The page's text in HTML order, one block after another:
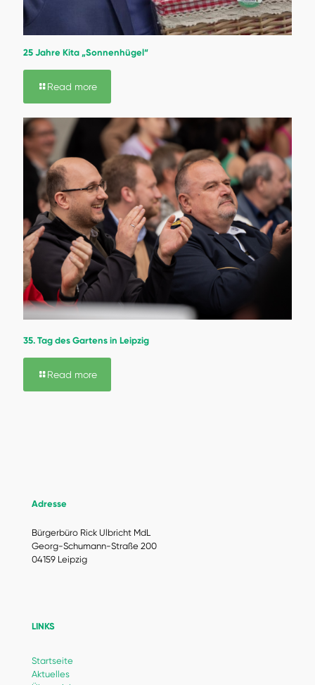
25 Jahre Kita „Sonnenhügel“
Read more
35. Tag des Gartens in Leipzig
Read more
Adresse
Bürgerbüro Rick Ulbricht MdL
Georg-Schumann-Straße 200
04159 Leipzig
LINKS
Startseite
Aktuelles